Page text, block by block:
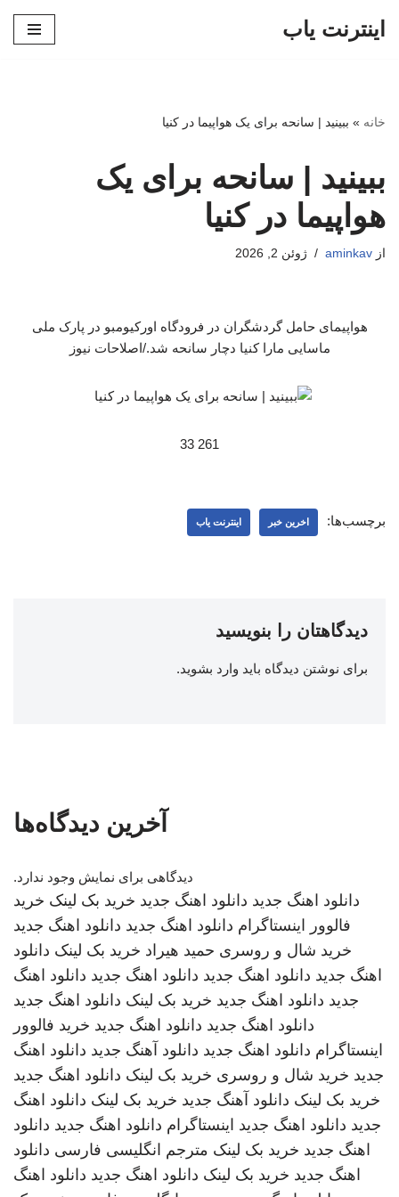
اینترنت یاب
خانه » ببینید | سانحه برای یک هواپیما در کنیا
ببینید | سانحه برای یک
هواپیما در کنیا
از aminkav ژوئن 2, 2026
هواپیمای حامل گردشگران در فرودگاه اورکیومبو در پارک ملی
ماسایی مارا کنیا دچار سانحه شد./اصلاحات نیوز
261 33
برچسب‌ها: اخرین خبر اینترنت یاب
دیدگاهتان را بنویسید
برای نوشتن دیدگاه باید وارد بشوید.
آخرین دیدگاه‌ها
دیدگاهی برای نمایش وجود ندارد.
دانلود اهنگ جدید دانلود اهنگ جدید خرید بک لینک خرید
فالوور اینستاگرام دانلود اهنگ جدید دانلود اهنگ جدید
خرید شال و روسری حمید هیراد خرید بک لینک دانلود
اهنگ جدید دانلود اهنگ جدید دانلود اهنگ جدید دانلود اهنگ
جدید دانلود اهنگ جدید خرید بک لینک دانلود اهنگ جدید
دانلود اهنگ جدید دانلود اهنگ جدید خرید فالوور
اینستاگرام دانلود اهنگ جدید دانلود آهنگ جدید دانلود اهنگ
جدید خرید شال و روسری خرید بک لینک دانلود اهنگ جدید
خرید بک لینک دانلود آهنگ جدید خرید بک لینک دانلود اهنگ
جدید دانلود اهنگ جدید اینستاگرام دانلود اهنگ جدید دانلود
اهنگ جدید خرید بک لینک مترجم انگلیسی فارسی دانلود
اهنگ جدید خرید بک لینک دانلود اهنگ جدید دانلود اهنگ